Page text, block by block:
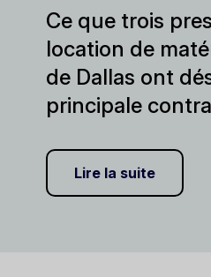
Ce que trois
location de
de Dallas ont
principale
Lire la suite